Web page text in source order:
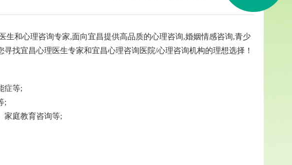
和心理咨询专家,面向宜昌提供高品质的心理咨询,婚姻情感咨询,青少
找宜昌心理医生专家和宜昌心理咨询医院/心理咨询机构的理想选择！
症等;
;
家庭教育咨询等;